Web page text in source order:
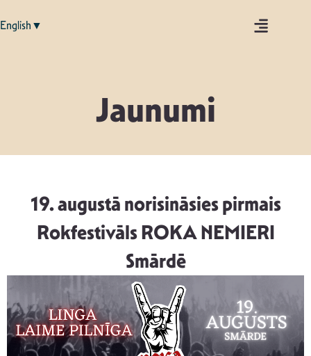
English▼
Jaunumi
19. augustā norisināsies pirmais
Rokfestivāls ROKA NEMIERI
Smārdē